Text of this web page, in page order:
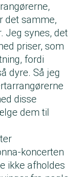
det samme,
Jeg synes, det
priser, som
fordi
dyre. Så jeg
disse
dem til
koncerten
ikke afholdes